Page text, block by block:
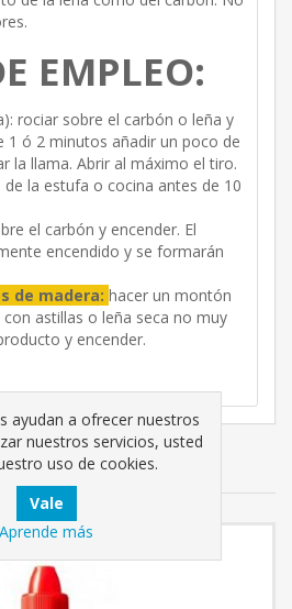
EMPLEO:
rociar sobre el carbón o leña y
1 ó 2 minutos añadir un poco de
la llama. Abrir al máximo el tiro.
la estufa o cocina antes de 10
el carbón y encender. El
encendido y se formarán
de madera: hacer un montón
astillas o leña seca no muy
y encender.
ayudan a ofrecer nuestros
nuestros servicios, usted
uso de cookies.
Aprende más